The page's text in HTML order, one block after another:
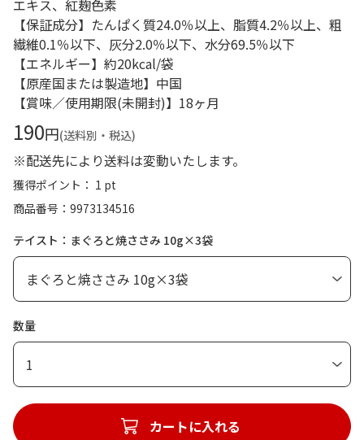
エキス、紅麹色素
【保証成分】たんぱく質24.0％以上、脂質4.2％以上、粗
繊維0.1％以下、灰分2.0％以下、水分69.5％以下
【エネルギー】約20kcal/袋
【原産国または製造地】中国
【賞味／使用期限(未開封)】18ヶ月
190円(送料別・税込)
※配送先により送料は変動いたします。
獲得ポイント： 1 pt
商品番号
9973134516
テイスト：まぐろと焼ささみ 10g×3袋
数量
1
カートに入れる